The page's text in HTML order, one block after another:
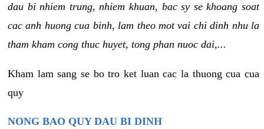
dau bi nhiem trung, nhiem khuan, bac sy se khoang soat
cac anh huong cua binh, lam theo mot vai chi dinh nhu la
tham kham cong thuc huyet, tong phan nuoc dai,...
Kham lam sang se bo tro ket luan cac la thuong cua cua
quy
NONG BAO QUY DAU BI DINH